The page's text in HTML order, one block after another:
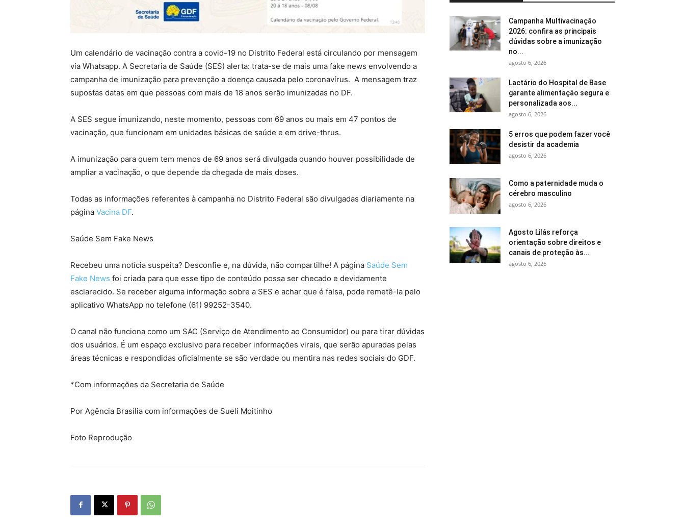
Um calendário de vacinação contra a covid-19 no Distrito Federal está circulando por mensagem
via Whatsapp. A Secretaria de Saúde (SES) alerta: trata-se de mais uma fake news envolvendo a
campanha de imunização para prevenção a doença causada pelo coronavírus. A mensagem traz
supostas datas em que pessoas com mais de 18 anos serão imunizadas no DF.
A SES segue imunizando, neste momento, pessoas com 69 anos ou mais em 47 pontos de
vacinação, que funcionam em unidades básicas de saúde e em drive-thrus.
A imunização para quem tem menos de 69 anos será divulgada quando houver possibilidade de
ampliar a vacinação, o que depende da chegada de mais doses.
Todas as informações referentes à campanha no Distrito Federal são divulgadas diariamente na
página Vacina DF.
Saúde Sem Fake News
Recebeu uma notícia suspeita? Desconfie e, na dúvida, não compartilhe! A página Saúde Sem
Fake News foi criada para que esse tipo de conteúdo possa ser checado e devidamente
esclarecido. Se receber alguma informação sobre a SES e achar que é falsa, pode remetê-la pelo
aplicativo WhatsApp no telefone (61) 99252-3540.
O canal não funciona como um SAC (Serviço de Atendimento ao Consumidor) ou para tirar dúvidas
dos usuários. É um espaço exclusivo para receber informações virais, que serão apuradas pelas
áreas técnicas e respondidas oficialmente se são verdade ou mentira nas redes sociais do GDF.
*Com informações da Secretaria de Saúde
Por Agência Brasília com informações de Sueli Moitinho
Foto Reprodução
Campanha Multivacinação
2026: confira as principais
dúvidas sobre a imunização
no...
agosto 6, 2026
Lactário do Hospital de Base
garante alimentação segura e
personalizada aos...
agosto 6, 2026
5 erros que podem fazer você
desistir da academia
agosto 6, 2026
Como a paternidade muda o
cérebro masculino
agosto 6, 2026
Agosto Lilás reforça
orientação sobre direitos e
canais de proteção às...
agosto 6, 2026